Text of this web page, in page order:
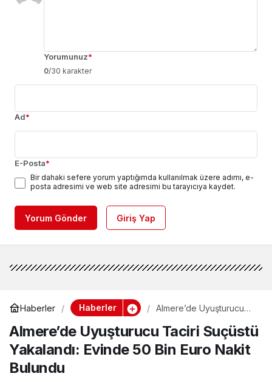
Yorumunuz*
0/30 karakter
Ad*
E-Posta*
Bir dahaki sefere yorum yaptığımda kullanılmak üzere adımı, e-
posta adresimi ve web site adresimi bu tarayıcıya kaydet.
Yorum Gönder Giriş Yap
Haberler Haberler
Almere’de Uyuşturucu
Evinde 50 Bin Euro Nakit
Bulundu
Almere’de Uyuşturucu Taciri Suçüstü
Yakalandı: Evinde 50 Bin Euro Nakit
Bulundu